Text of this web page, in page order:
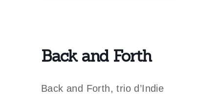
Back and Forth
Back and Forth, trio d’Indie